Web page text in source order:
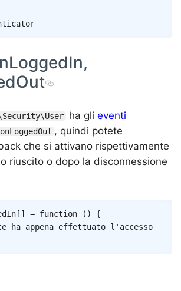
ha gli eventi
, quindi potete
che si attivano rispettivamente
riuscito o dopo la disconnessione
[ ] = function ( )
{
ha appena effettuato l'accesso